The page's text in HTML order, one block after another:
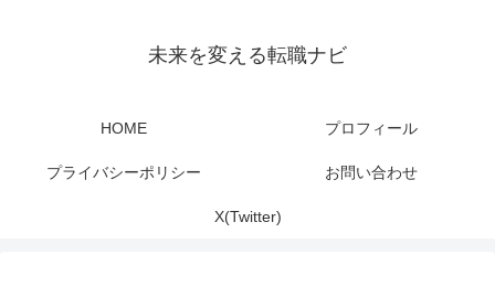
未来を変える転職ナビ
HOME プロフィール
プライバシーポリシー お問い合わせ
X(Twitter)